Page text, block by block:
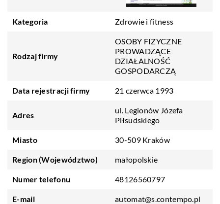
Kategoria Zdrowie i fitness
Rodzaj firmy
OSOBY FIZYCZNE
PROWADZĄCE
DZIAŁALNOŚĆ
GOSPODARCZĄ
Data rejestracji firmy 21 czerwca 1993
Adres
ul. Legionów Józefa
Piłsudskiego
Miasto 30-509 Kraków
Region (Województwo) małopolskie
Numer telefonu 48126560797
E-mail automat@s.contempo.pl